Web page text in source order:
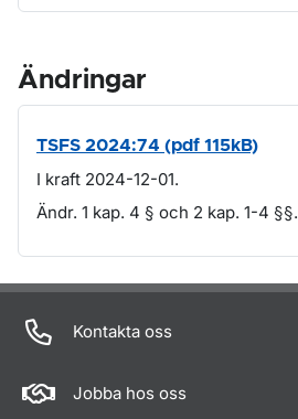
Ändringar
TSFS 2024:74 (pdf 115kB)
I kraft 2024-12-01.
Ändr. 1 kap. 4 § och 2 kap. 1-4 §§.
Om sidan
Kontakta oss
Jobba hos oss